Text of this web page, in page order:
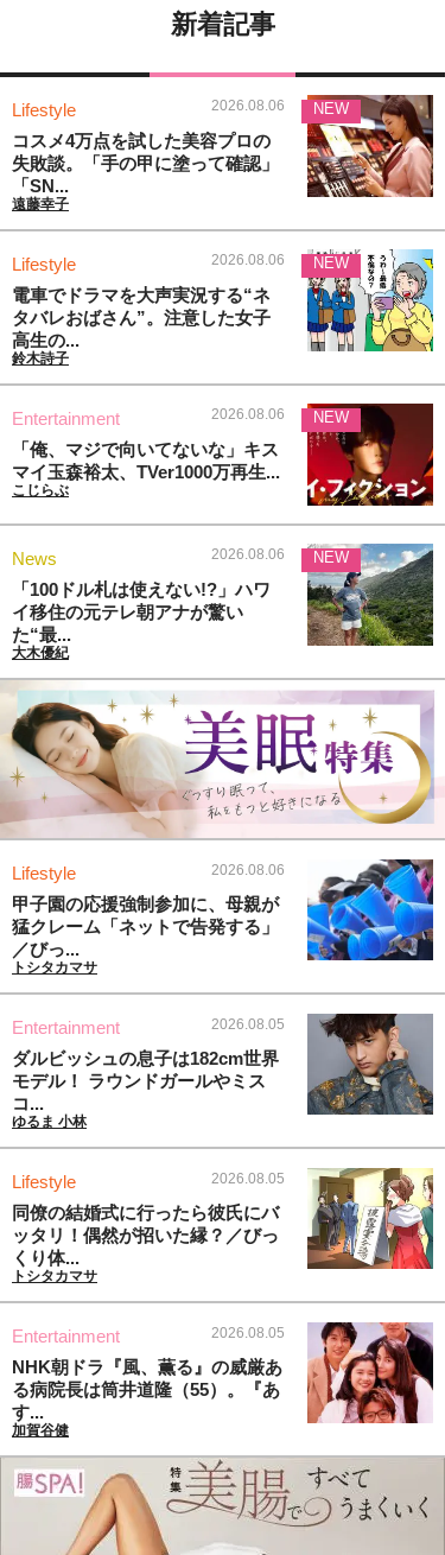
新着記事
Lifestyle 2026.08.06
コスメ4万点を試した美容プロの
失敗談。「手の甲に塗って確認」
「SN...
遠藤幸子
NEW
Lifestyle 2026.08.06
電車でドラマを大声実況する“ネ
タバレおばさん”。注意した女子
高生の...
鈴木詩子
NEW
Entertainment 2026.08.06
「俺、マジで向いてないな」キス
マイ玉森裕太、TVer1000万再生...
こじらぶ
NEW
News 2026.08.06
「100ドル札は使えない!?」ハワ
イ移住の元テレ朝アナが驚い
た“最...
大木優紀
NEW
Lifestyle 2026.08.06
甲子園の応援強制参加に、母親が
猛クレーム「ネットで告発する」
／びっ...
トシタカマサ
Entertainment 2026.08.05
ダルビッシュの息子は182cm世界
モデル！ ラウンドガールやミス
コ...
ゆるま 小林
Lifestyle 2026.08.05
同僚の結婚式に行ったら彼氏にバ
ッタリ！偶然が招いた縁？／びっ
くり体...
トシタカマサ
Entertainment 2026.08.05
NHK朝ドラ『風、薫る』の威厳あ
る病院長は筒井道隆（55）。『あ
す...
加賀谷健